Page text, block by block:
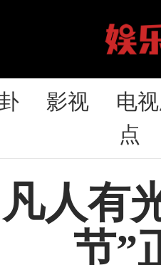
影视
电
点
凡人有
节”